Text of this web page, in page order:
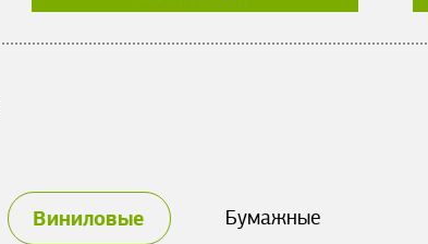
Виниловые Бумажные